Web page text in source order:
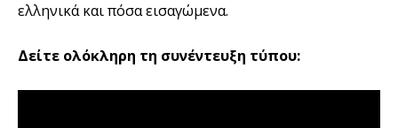
ελληνικά και πόσα εισαγώμενα.
Δείτε ολόκληρη τη συνέντευξη τύπου: